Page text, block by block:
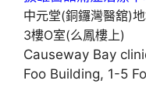
中元堂(銅鑼灣醫舘)
3樓O室(么鳳樓上)
Causeway Bay
Foo Building, 1-5